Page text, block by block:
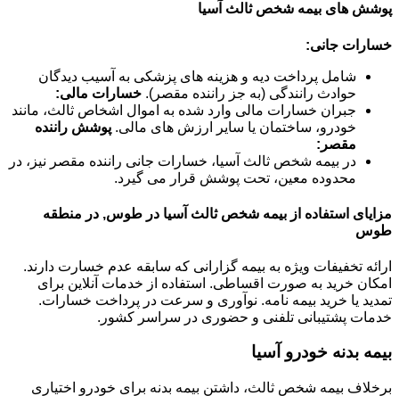
پوشش های بیمه شخص ثالث آسیا
خسارات جانی:
شامل پرداخت دیه و هزینه های پزشکی به آسیب دیدگان
حوادث رانندگی (به جز راننده مقصر). خسارات مالی:
جبران خسارات مالی وارد شده به اموال اشخاص ثالث، مانند
خودرو، ساختمان یا سایر ارزش های مالی. پوشش راننده
مقصر:
در بیمه شخص ثالث آسیا، خسارات جانی راننده مقصر نیز، در
محدوده معین، تحت پوشش قرار می گیرد.
مزایای استفاده از بیمه شخص ثالث آسیا در طوس, در منطقه
طوس
ارائه تخفیفات ویژه به بیمه گزارانی که سابقه عدم خسارت دارند.
امکان خرید به صورت اقساطی. استفاده از خدمات آنلاین برای
تمدید یا خرید بیمه نامه. نوآوری و سرعت در پرداخت خسارات.
خدمات پشتیبانی تلفنی و حضوری در سراسر کشور.
بیمه بدنه خودرو آسیا
برخلاف بیمه شخص ثالث، داشتن بیمه بدنه برای خودرو اختیاری